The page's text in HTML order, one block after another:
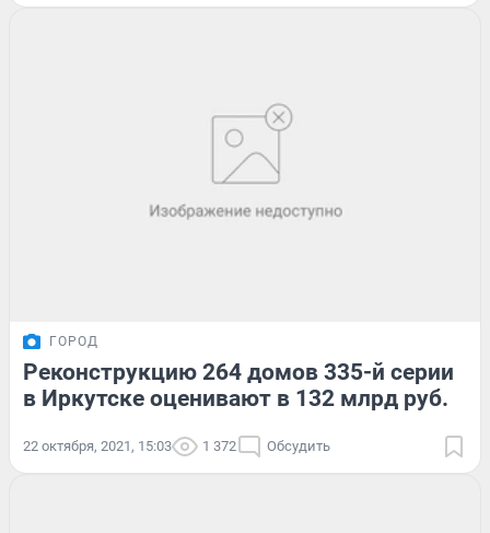
ГОРОД
Реконструкцию 264 домов 335-й серии
в Иркутске оценивают в 132 млрд руб.
22 октября, 2021, 15:03 1 372 Обсудить